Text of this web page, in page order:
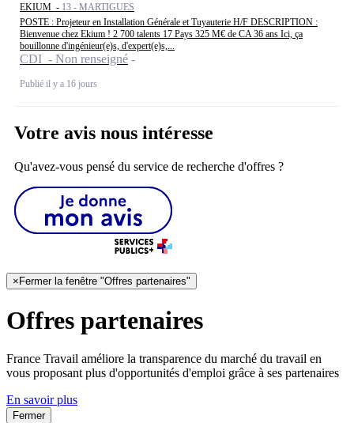
EKIUM - 13 - MARTIGUES
POSTE : Projeteur en Installation Générale et Tuyauterie H/F DESCRIPTION :
Bienvenue chez Ekium ! 2 700 talents 17 Pays 325 M€ de CA 36 ans Ici, ça
bouillonne d'ingénieur(e)s, d'expert(e)s,...
CDI - Non renseigné
Publié il y a 16 jours
Votre avis nous intéresse
Qu'avez-vous pensé du service de recherche d'offres ?
×Fermer la fenêtre "Offres partenaires"
Offres partenaires
France Travail améliore la transparence du marché du travail en
vous proposant plus d'opportunités d'emploi grâce à ses partenaires
En savoir plus
Fermer